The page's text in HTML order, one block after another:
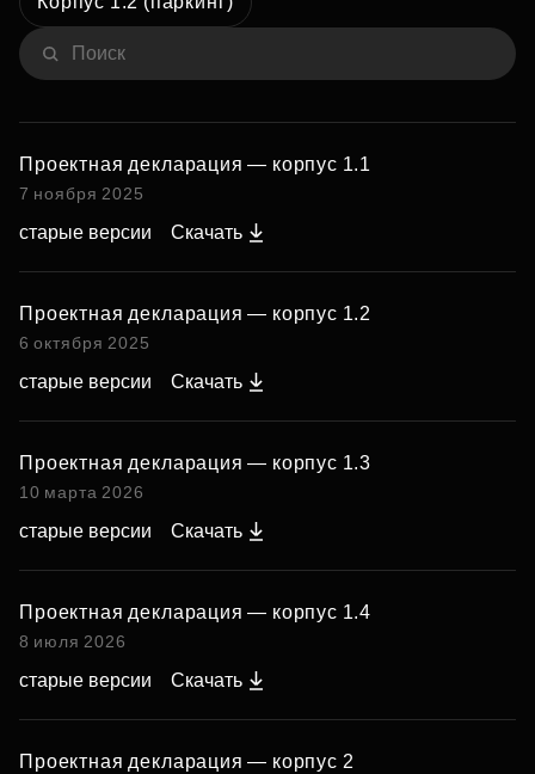
Проектная декларация — корпус 1.1
7 ноября 2025
старые версии Скачать
Проектная декларация — корпус 1.2
6 октября 2025
старые версии Скачать
Проектная декларация — корпус 1.3
10 марта 2026
старые версии Скачать
Проектная декларация — корпус 1.4
8 июля 2026
старые версии Скачать
Проектная декларация — корпус 2